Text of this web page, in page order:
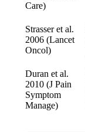
Care)
Strasser et al.
2006 (Lancet
Oncol)
Duran et al.
2010 (J Pain
Symptom
Manage)